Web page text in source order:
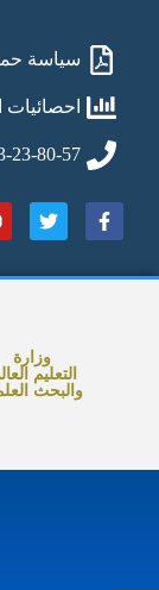
سياسة
احصائيات
80-57/ 023-23-80-77
وزارة
التعليم
والبحث